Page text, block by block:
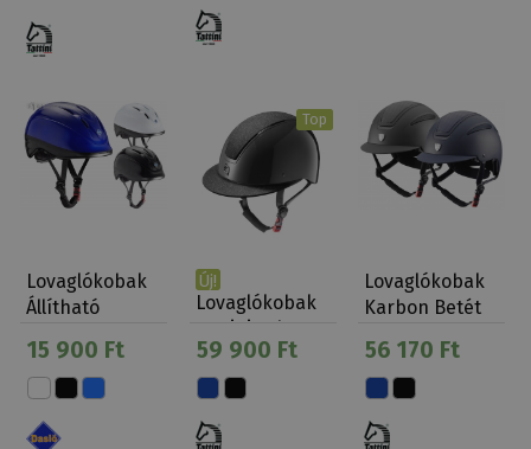
Lovaglókobak
Állítható
15 900 Ft
Top
Új!
Lovaglókobak
Tattini Selene
Széles …
59 900 Ft
Lovaglókobak
Karbon Betét
56 170 Ft